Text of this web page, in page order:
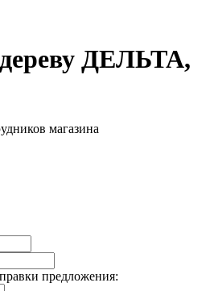
ДЕЛЬТА,
магазина
предложения: